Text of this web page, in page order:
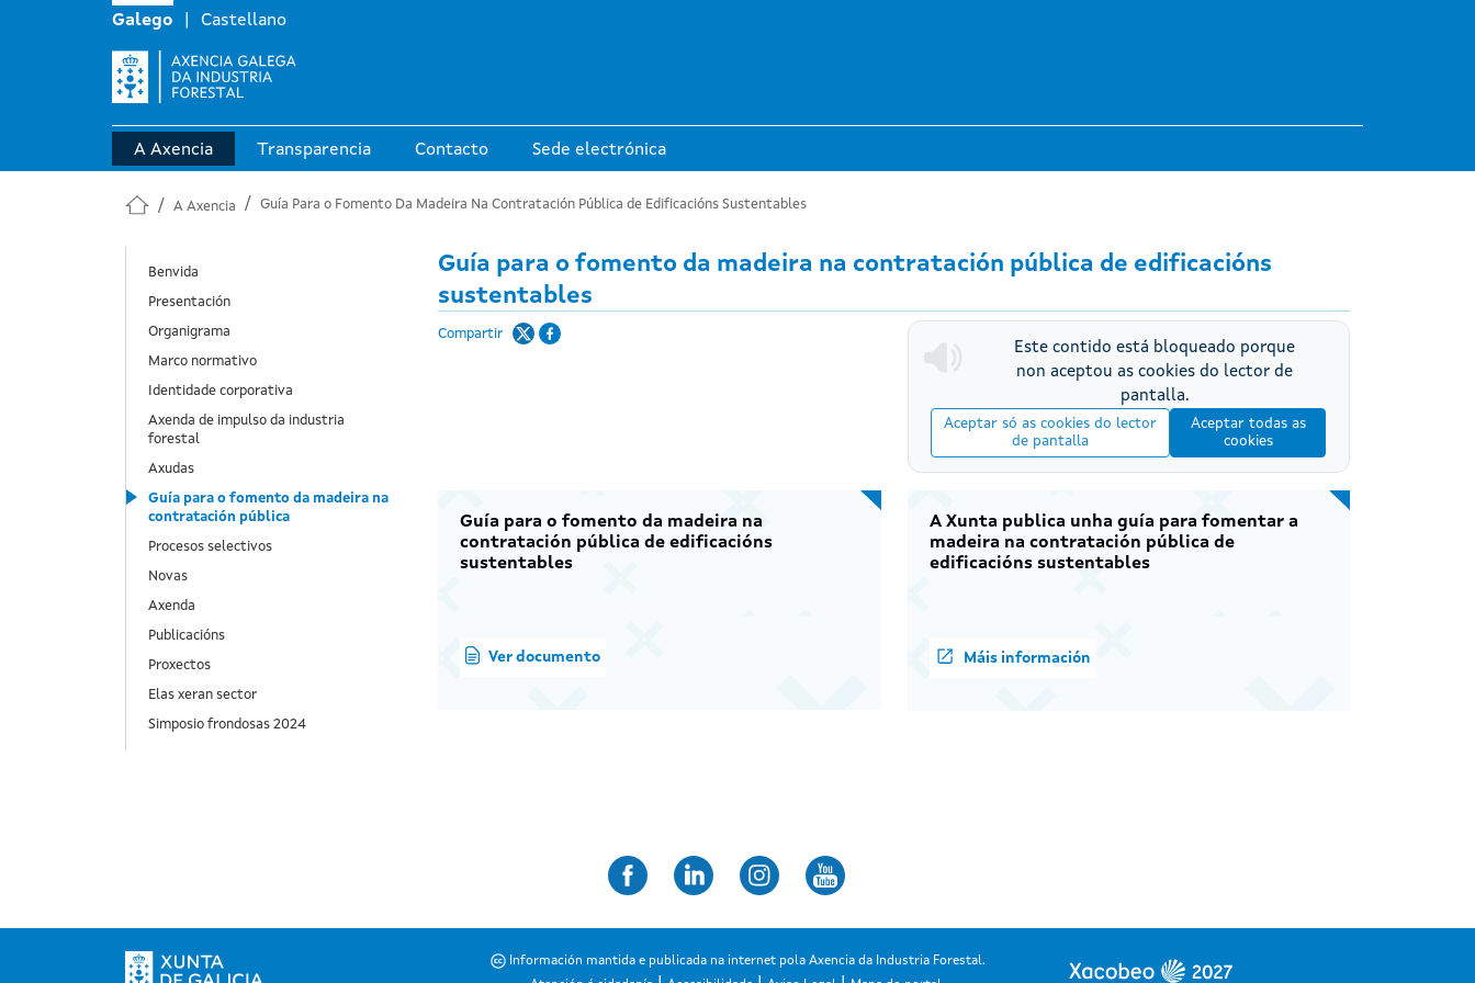
Galego Castellano
A Axencia Transparencia Contacto Sede electrónica
A Axencia Guía Para o Fomento Da Madeira Na Contratación Pública de Edificacións Sustentables
Guía para o fomento da madeira na contratación pública de edificacións
sustentables
Compartir
Este contido está bloqueado porque
non aceptou as cookies do lector de
pantalla.
Aceptar só as cookies do lector
de pantalla
Aceptar todas as
cookies
Guía para o fomento da madeira na
contratación pública de edificacións
sustentables
Ver documento
A Xunta publica unha guía para fomentar a
madeira na contratación pública de
edificacións sustentables
Máis información
Benvida
Presentación
Organigrama
Marco normativo
Identidade corporativa
Axenda de impulso da industria
forestal
Axudas
Guía para o fomento da madeira na
contratación pública
Procesos selectivos
Novas
Axenda
Publicacións
Proxectos
Elas xeran sector
Simposio frondosas 2024
Información mantida e publicada na internet pola Axencia da Industria Forestal.